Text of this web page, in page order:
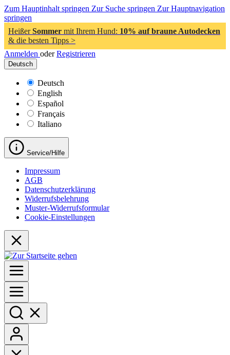
Zum Hauptinhalt springen Zur Suche springen Zur Hauptnavigation
springen
HeißerSommer mit Ihrem Hund: 10% auf braune Autodecken
& die besten Tipps >
Anmelden oder Registrieren
Deutsch
Deutsch
English
Español
Français
Italiano
Service/Hilfe
Impressum
AGB
Datenschutzerklärung
Widerrufsbelehrung
Muster-Widerrufsformular
Cookie-Einstellungen